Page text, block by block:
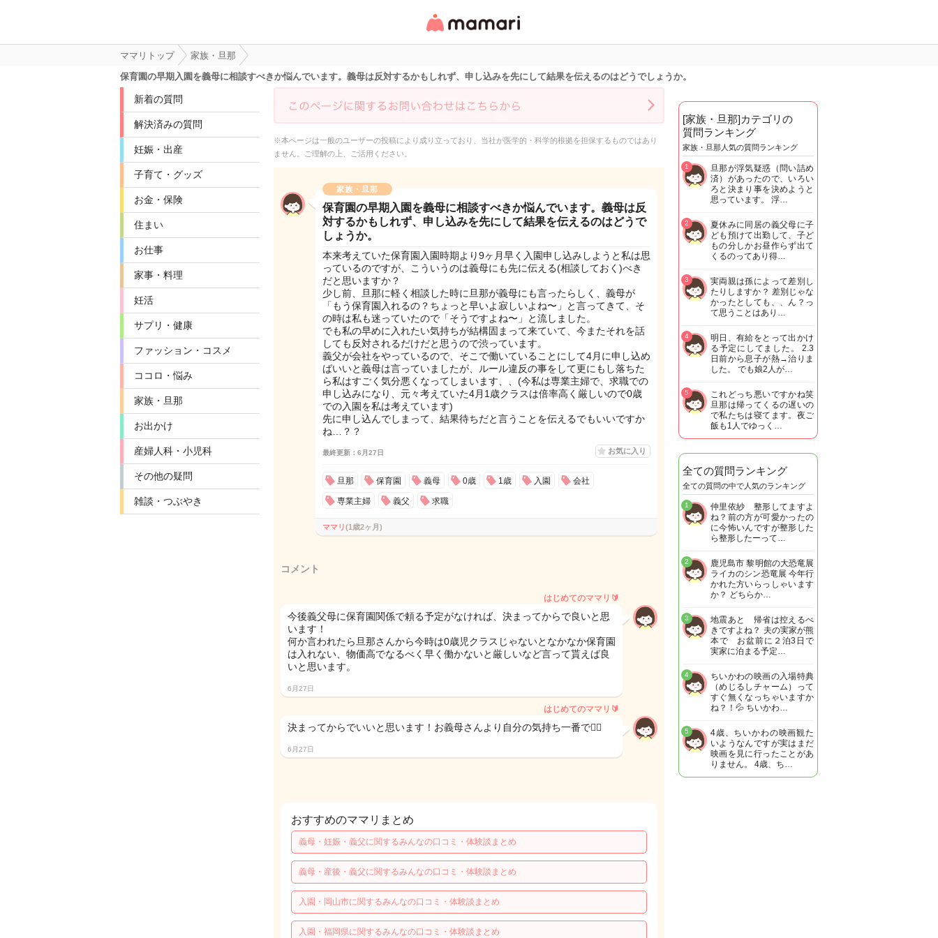
リ・情報サイト
ママリトップ
家族・旦那
保育園の早期入園を義母に相談すべきか悩んでいます。義母は反対するかもしれず、申し込みを先にして結果を伝えるのはどうでしょうか。
新着の質問
解決済みの質問
妊娠・出産
子育て・グッズ
お金・保険
住まい
お仕事
家事・料理
妊活
サプリ・健康
ファッション・コスメ
ココロ・悩み
家族・旦那
お出かけ
産婦人科・小児科
その他の疑問
雑談・つぶやき
※本ページは一般のユーザーの投稿により成り立っており、当社が医学的・科学的根拠を担保するものではあり
ません。ご理解の上、ご活用ください。
家族・旦那
保育園の早期入園を義母に相談すべきか悩んでいます。義母は反
対するかもしれず、申し込みを先にして結果を伝えるのはどうで
しょうか。
本来考えていた保育園入園時期より9ヶ月早く入園申し込みしようと私は思
っているのですが、こういうのは義母にも先に伝える(相談しておく)べき
だと思いますか？
少し前、旦那に軽く相談した時に旦那が義母にも言ったらしく、義母が
「もう保育園入れるの？ちょっと早いよ寂しいよね〜」と言ってきて、そ
の時は私も迷っていたので「そうですよね〜」と流しました。
でも私の早めに入れたい気持ちが結構固まって来ていて、今またそれを話
しても反対されるだけだと思うので渋っています。
義父が会社をやっているので、そこで働いていることにして4月に申し込め
ばいいと義母は言っていましたが、ルール違反の事をして更にもし落ちた
ら私はすごく気分悪くなってしまいます、、(今私は専業主婦で、求職での
申し込みになり、元々考えていた4月1歳クラスは倍率高く厳しいので0歳
での入園を私は考えています)
先に申し込んでしまって、結果待ちだと言うことを伝えるでもいいですか
ね…？？
最終更新：6月27日 お気に入り
旦那 保育園 義母 0歳 1歳 入園 会社
専業主婦 義父 求職
ママリ(1歳2ヶ月)
コメント
はじめてのママリ🔰
今後義父母に保育園関係で頼る予定がなければ、決まってからで良いと思
います！
何か言われたら旦那さんから今時は0歳児クラスじゃないとなかなか保育園
は入れない、物価高でなるべく早く働かないと厳しいなど言って貰えば良
いと思います。
6月27日
はじめてのママリ🔰
決まってからでいいと思います！お義母さんより自分の気持ち一番で🙆‍♀️
6月27日
おすすめのママリまとめ
義母・妊娠・義父に関するみんなの口コミ・体験談まとめ
義母・産後・義父に関するみんなの口コミ・体験談まとめ
入園・岡山市に関するみんなの口コミ・体験談まとめ
入園・福岡県に関するみんなの口コミ・体験談まとめ
[家族・旦那]カテゴリの
質問ランキング
家族・旦那人気の質問ランキング
旦那が浮気疑惑（問い詰め
済）があったので、いろい
ろと決まり事を決めようと
思っています。 浮…
1
夏休みに同居の義父母に子
ども預けて出勤して、子ど
もの分しかお昼作らず出て
くるのってあり得…
2
実両親は孫によって差別し
たりしますか？ 差別じゃな
かったとしても、、ん？っ
て思うことはあり…
3
明日、有給をとって出かけ
る予定にしてました。 2.3
日前から息子が熱→治りま
した。 でも娘2人が…
4
これどっち悪いですかね笑
旦那は帰ってくるの遅いの
で私たちは寝てます。夜ご
飯も1人でゆっく…
5
全ての質問ランキング
全ての質問の中で人気のランキング
仲里依紗 整形してますよ
ね？前の方が可愛かったの
に今怖いんですが整形した
ら整形したーって…
1
鹿児島市 黎明館の大恐竜展
ライカのシン恐竜展 今年行
かれた方いらっしゃいます
か？ どちらか…
2
地震あと 帰省は控えるべ
きですよね？ 夫の実家が熊
本で お盆前に２泊3日で
実家に泊まる予定…
3
ちいかわの映画の入場特典
（めじるしチャーム）って
すぐ無くなっちゃいますか
ね？！💦 ちいかわ…
4
4歳、ちいかわの映画観た
いようなんですが実はまだ
映画を見に行ったことがあ
りません。 4歳、ち…
5